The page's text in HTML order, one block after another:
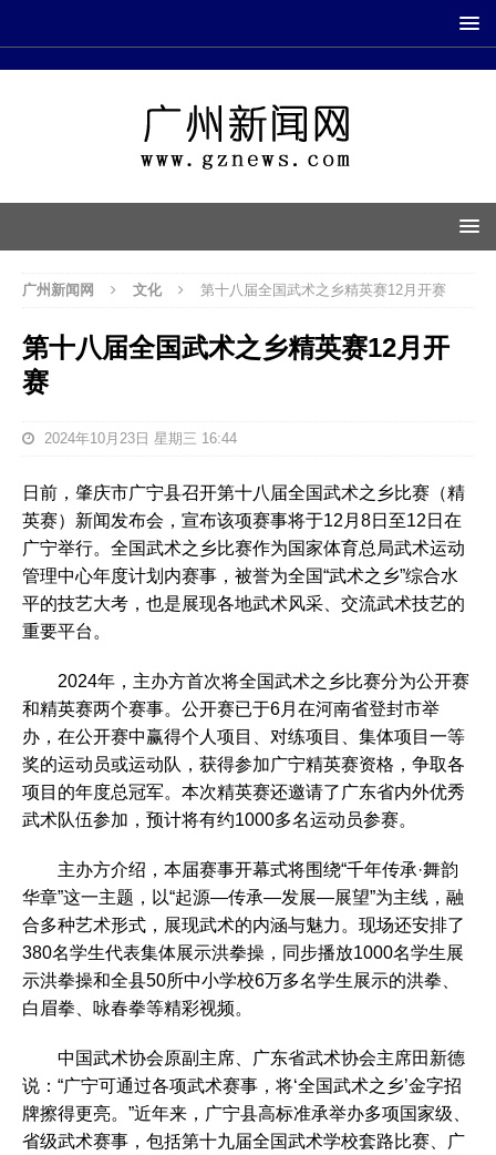
广州新闻网 文化 第十八届全国武术之乡精英赛12月开赛
第十八届全国武术之乡精英赛12月开
赛
2024年10月23日 星期三 16:44
日前，肇庆市广宁县召开第十八届全国武术之乡比赛（精
英赛）新闻发布会，宣布该项赛事将于12月8日至12日在
广宁举行。全国武术之乡比赛作为国家体育总局武术运动
管理中心年度计划内赛事，被誉为全国“武术之乡”综合水
平的技艺大考，也是展现各地武术风采、交流武术技艺的
重要平台。
2024年，主办方首次将全国武术之乡比赛分为公开赛
和精英赛两个赛事。公开赛已于6月在河南省登封市举
办，在公开赛中赢得个人项目、对练项目、集体项目一等
奖的运动员或运动队，获得参加广宁精英赛资格，争取各
项目的年度总冠军。本次精英赛还邀请了广东省内外优秀
武术队伍参加，预计将有约1000多名运动员参赛。
主办方介绍，本届赛事开幕式将围绕“千年传承·舞韵
华章”这一主题，以“起源—传承—发展—展望”为主线，融
合多种艺术形式，展现武术的内涵与魅力。现场还安排了
380名学生代表集体展示洪拳操，同步播放1000名学生展
示洪拳操和全县50所中小学校6万多名学生展示的洪拳、
白眉拳、咏春拳等精彩视频。
中国武术协会原副主席、广东省武术协会主席田新德
说：“广宁可通过各项武术赛事，将‘全国武术之乡’金字招
牌擦得更亮。”近年来，广宁县高标准承举办多项国家级、
省级武术赛事，包括第十九届全国武术学校套路比赛、广